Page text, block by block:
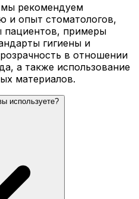
рекомендуем
и опыт стоматологов,
примеры
гигиены и
в отношении
а также использование
материалов.
используете?